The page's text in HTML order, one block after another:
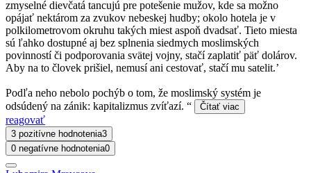
zmyselné dievčatá tancujú pre potešenie mužov, kde sa možno
opájať nektárom za zvukov nebeskej hudby; okolo hotela je v
polkilometrovom okruhu takých miest aspoň dvadsať. Tieto miesta
sú ľahko dostupné aj bez splnenia siedmych moslimských
povinností či podporovania svätej vojny, stačí zaplatiť päť dolárov.
Aby na to človek prišiel, nemusí ani cestovať, stačí mu satelit.’
Podľa neho nebolo pochýb o tom, že moslimský systém je
odsúdený na zánik: kapitalizmus zvíťazí. “
Čítať viac
reagovať
3 pozitívne hodnotenia3
0 negatívne hodnotenia0